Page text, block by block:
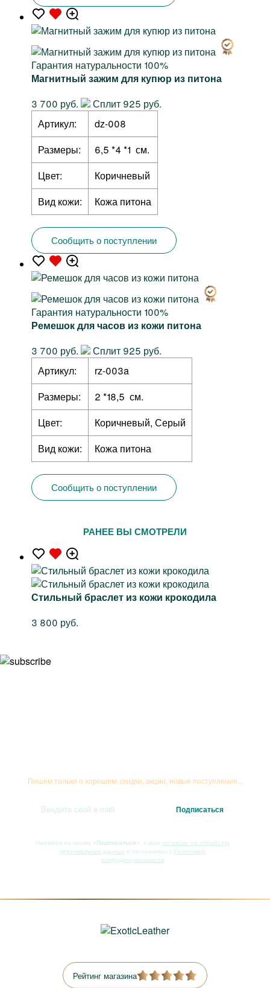
Гарантия натуральности 100%
Магнитный зажим для купюр из питона
3 700 руб.
Сплит 925 руб.
Артикул:
dz-008
Размеры:
6,5 *4 *1 см.
Цвет:
Коричневый
Вид кожи:
Кожа питона
Сообщить о поступлении
Гарантия натуральности 100%
Ремешок для часов из кожи питона
3 700 руб.
Сплит 925 руб.
Артикул:
rz-003a
Размеры:
2 *18,5 см.
Цвет:
Коричневый, Серый
Вид кожи:
Кожа питона
Сообщить о поступлении
РАНЕЕ ВЫ СМОТРЕЛИ
Стильный браслет из кожи крокодила
3 800 руб.
Пишем только о хорошем: скидки, акции, новые поступления...
Нажимая на кнопку «Подписаться» , я даю согласие на обработку
персональных данных и соглашаюсь с Политикой
конфиденциальности
Рейтинг магазина